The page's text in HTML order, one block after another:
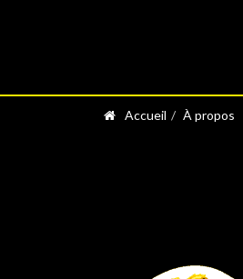
Accueil À propos